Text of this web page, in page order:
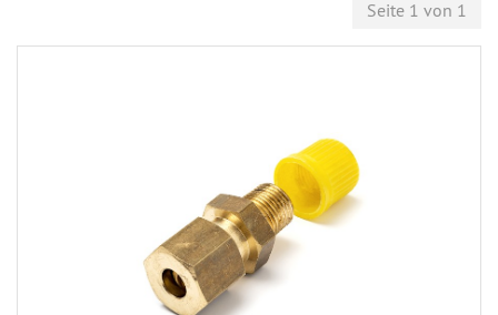
Seite 1 von 1